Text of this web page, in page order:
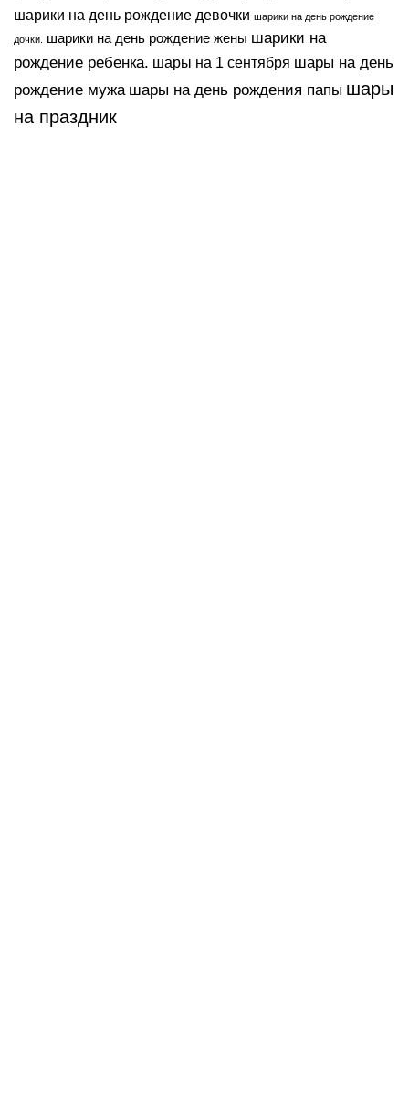
шарики на день рождение девочки шарики на день рождение
дочки. шарики на день рождение жены шарики на
рождение ребенка. шары на 1 сентября шары на день
рождение мужа шары на день рождения папы шары
на праздник